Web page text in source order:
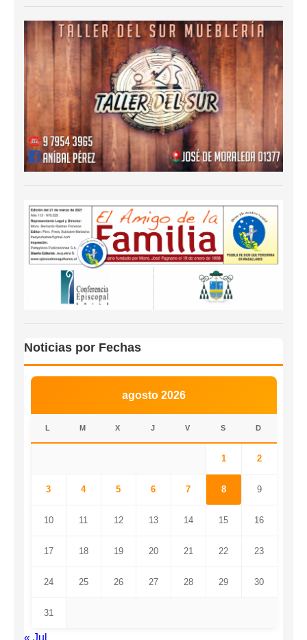
Noticias por Fechas
agosto 2026
L M X J V S D
1 2
3 4 5 6 7 8 9
10 11 12 13 14 15 16
17 18 19 20 21 22 23
24 25 26 27 28 29 30
31
« Jul